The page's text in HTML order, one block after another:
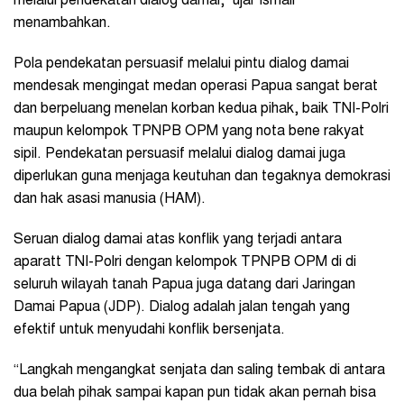
menambahkan.
Pola pendekatan persuasif melalui pintu dialog damai
mendesak mengingat medan operasi Papua sangat berat
dan berpeluang menelan korban kedua pihak, baik TNI-Polri
maupun kelompok TPNPB OPM yang nota bene rakyat
sipil. Pendekatan persuasif melalui dialog damai juga
diperlukan guna menjaga keutuhan dan tegaknya demokrasi
dan hak asasi manusia (HAM).
Seruan dialog damai atas konflik yang terjadi antara
aparatt TNI-Polri dengan kelompok TPNPB OPM di di
seluruh wilayah tanah Papua juga datang dari Jaringan
Damai Papua (JDP). Dialog adalah jalan tengah yang
efektif untuk menyudahi konflik bersenjata.
“Langkah mengangkat senjata dan saling tembak di antara
dua belah pihak sampai kapan pun tidak akan pernah bisa